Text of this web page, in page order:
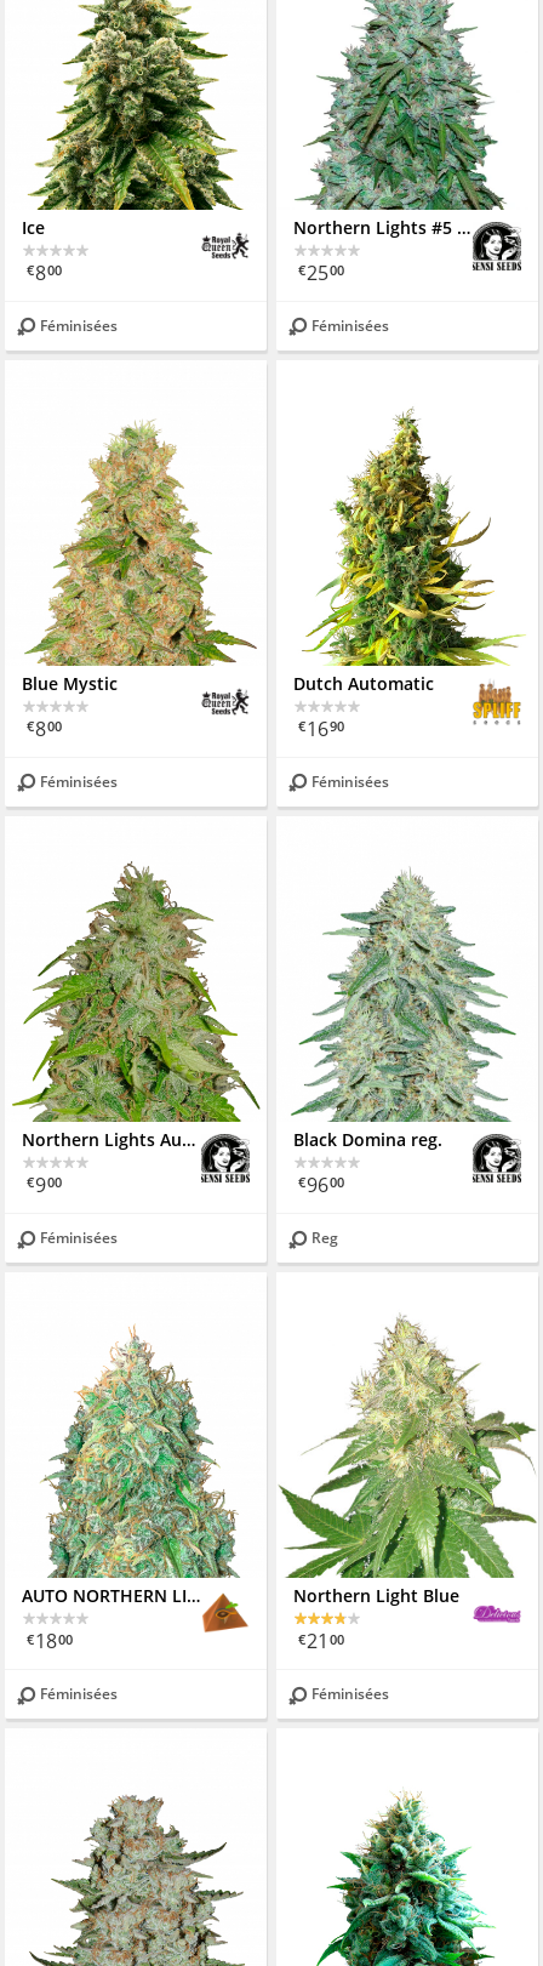
Ice
€800
Féminisées
Northern Lights #5 x Haze
€2500
Féminisées
Blue Mystic
€800
Féminisées
Dutch Automatic
€1690
Féminisées
Northern Lights Automatic
€900
Féminisées
Black Domina reg.
€9600
Reg
AUTO NORTHERN LIGHTS
€1800
Féminisées
Northern Light Blue
€21 00
Féminisées